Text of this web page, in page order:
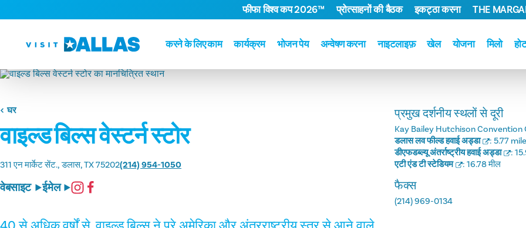
सामग्री पर जाएं
करने के लिए काम कार्यक्रम भोजन पेय अन्वेषण करना नाइटलाइफ़ खेल योजना मिलो
फीफा विश्व कप 2026™ प्रोत्साहनों की बैठक इकट्ठा करना THE
घर
वाइल्ड बिल्स वेस्टर्न स्टोर
311 एन मार्केट सेंट. डलास, TX 75202(214) 954-1050
वेबसाइट ईमेल
प्रमुख दर्शनीय स्थलों से दूरी
Kay Bailey Hutchison
डलास लव फील्ड हवाई अड्डा
: 5.77
डीएफडब्ल्यू अंतर्राष्ट्रीय हवाई अड्डा
:
एटी एंड टी स्टेडियम
: 16.78 मील
फैक्स
(214) 969-0134